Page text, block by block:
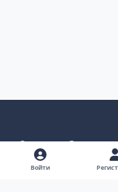
Светлый режим
Темный режим
Как в системе
Войти